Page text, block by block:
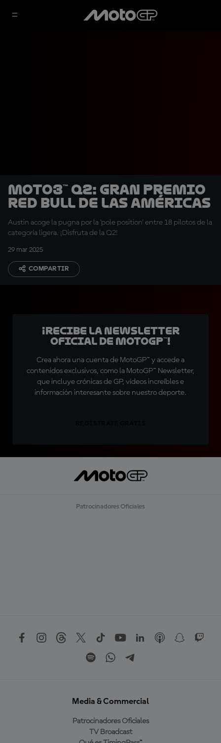
Moto3™ Q2: Gran Premio
Red Bull de las Américas
Austin acoge la pugna por la 'pole position' entre 18 pilotos de la
categoría ligera. ¡Disfruta de la Q2!
29 mar 2025
COMPARTIR
¡Recibe la Newsletter
oficial de MotoGP™!
Crea ahora una cuenta de MotoGP™ y accede a
contenidos exclusivos, como la MotoGP™ Newsletter,
que incluye crónicas de GP, vídeos increíbles e
información interesante sobre nuestro deporte.
Patrocinadores Oficiales
Media & Commercial
Patrocinadores Oficiales
TV Broadcast